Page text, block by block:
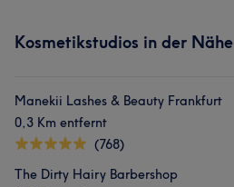
Kosmetikstudios in der Nähe
Manekii Lashes & Beauty Frankfurt
0,3 Km entfernt
(768)
The Dirty Hairy Barbershop